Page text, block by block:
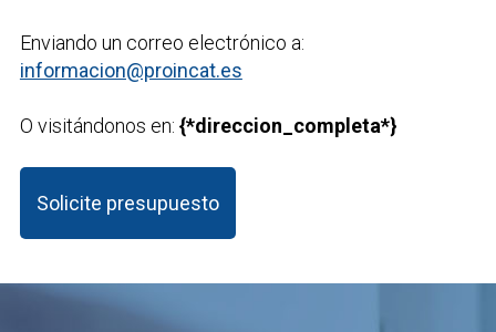
Enviando un correo electrónico a:
informacion@proincat.es
O visitándonos en: {*direccion_completa*}
Solicite presupuesto